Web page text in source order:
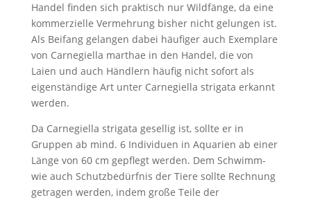
Handel finden sich praktisch nur Wildfänge, da eine
kommerzielle Vermehrung bisher nicht gelungen ist.
Als Beifang gelangen dabei häufiger auch Exemplare
von Carnegiella marthae in den Handel, die von
Laien und auch Händlern häufig nicht sofort als
eigenständige Art unter Carnegiella strigata erkannt
werden.
Da Carnegiella strigata gesellig ist, sollte er in
Gruppen ab mind. 6 Individuen in Aquarien ab einer
Länge von 60 cm gepflegt werden. Dem Schwimm-
wie auch Schutzbedürfnis der Tiere sollte Rechnung
getragen werden, indem große Teile der